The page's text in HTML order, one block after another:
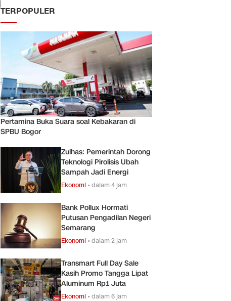
TERPOPULER
Pertamina Buka Suara soal Kebakaran di
SPBU Bogor
Zulhas: Pemerintah Dorong
Teknologi Pirolisis Ubah
Sampah Jadi Energi
Ekonomi •dalam 4 jam
Bank Pollux Hormati
Putusan Pengadilan Negeri
Semarang
Ekonomi •dalam 2 jam
Transmart Full Day Sale
Kasih Promo Tangga Lipat
Aluminum Rp1 Juta
Ekonomi •dalam 6 jam